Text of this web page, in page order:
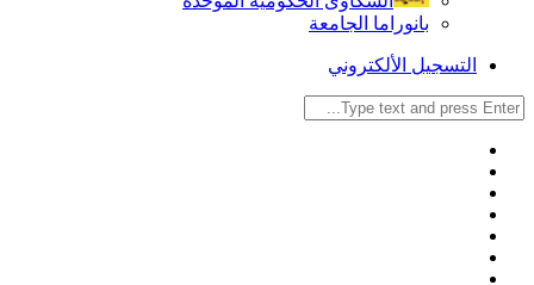
بانوراما الجامعة
التسجيل الألكتروني